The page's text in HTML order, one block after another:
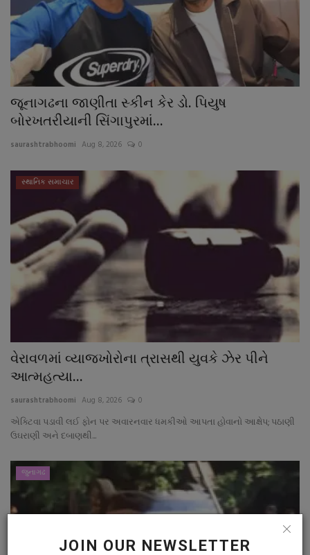
JOIN OUR NEWSLETTER
જૂનાગઢના જાણીતા સ્કીન કેર ડો. પિયુષ
બોરખતરીયાની સિંગાપુરમાં...
saurashtrabhoomi Aug 8, 2026 0
સ્થાનિક સમાચાર
વેરાવળમાં વ્યાજખોરોના ત્રાસથી યુવકે ઝેર પીને
આત્મહત્યા...
saurashtrabhoomi Aug 8, 2026 0
એક્ટિવા પડાવી લઈ ફોન પર અવારનવાર ધમકીઓ આપતા હોવાનો આક્ષેપ; પઠાણી
ઉઘરાણી અને દબાણથી...
જુનાગઢ